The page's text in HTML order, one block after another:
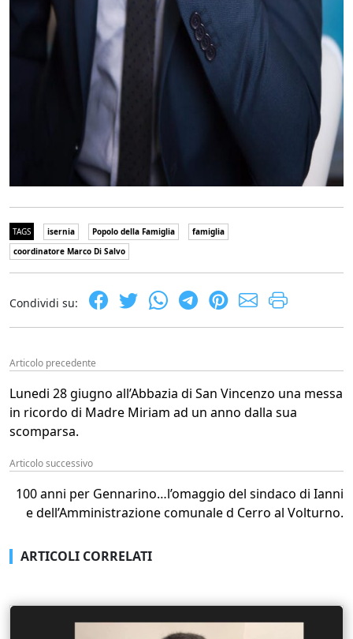
TAGS isernia Popolo della Famiglia
famiglia
coordinatore Marco Di Salvo
Condividi su:
Articolo precedente
Lunedi 28 giugno all’Abbazia di San Vincenzo una messa
in ricordo di Madre Miriam ad un anno dalla sua
scomparsa.
Articolo successivo
100 anni per Gennarino…l’omaggio del sindaco di Ianni
e dell’Amministrazione comunale d Cerro al Volturno.
ARTICOLI CORRELATI